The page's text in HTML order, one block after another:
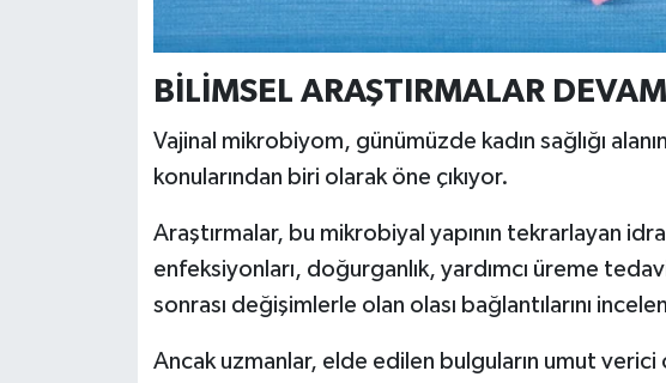
BİLİMSEL ARAŞTIRMALAR
Vajinal mikrobiyom, günümüzde kadın sağlığı
konularından biri olarak öne çıkıyor.
Araştırmalar, bu mikrobiyal yapının tekrarlayan
enfeksiyonları, doğurganlık, yardımcı üreme
sonrası değişimlerle olan olası bağlantılarını
Ancak uzmanlar, elde edilen bulguların umut